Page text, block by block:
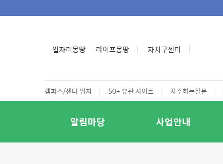
일자리몽땅 라이프몽땅 자치구센터
캠퍼스/센터 위치 | 50+ 유관 사이트 | 자주하는질문 |
알림마당 사업안내